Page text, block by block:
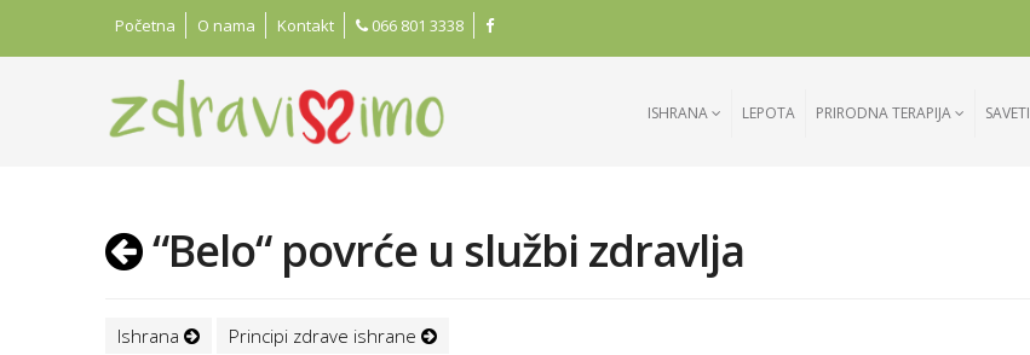
Početna O nama Kontakt 066 801 3338
ISHRANA LEPOTA PRIRODNA TERAPIJA SAVETI
“Belo“ povrće u službi zdravlja
Ishrana Principi zdrave ishrane